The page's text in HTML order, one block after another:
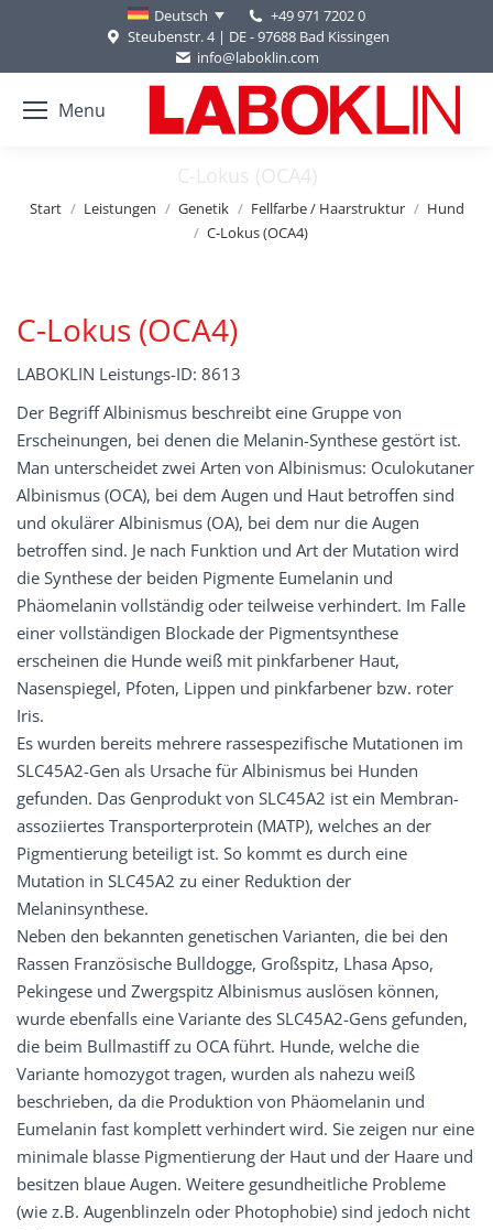
Deutsch
+49 971 7202 0
Steubenstr. 4 | DE - 97688 Bad Kissingen
info@laboklin.com
Menu
C-Lokus (OCA4)
Sie befinden sich hier:
Start Leistungen Genetik Fellfarbe / Haarstruktur
Hund
C-Lokus (OCA4)
C-Lokus (OCA4)
LABOKLIN Leistungs-ID: 8613
Der Begriff Albinismus beschreibt eine Gruppe von
Erscheinungen, bei denen die Melanin-Synthese gestört ist.
Man unterscheidet zwei Arten von Albinismus: Oculokutaner
Albinismus (OCA), bei dem Augen und Haut betroffen sind
und okulärer Albinismus (OA), bei dem nur die Augen
betroffen sind. Je nach Funktion und Art der Mutation wird
die Synthese der beiden Pigmente Eumelanin und
Phäomelanin vollständig oder teilweise verhindert. Im Falle
einer vollständigen Blockade der Pigmentsynthese
erscheinen die Hunde weiß mit pinkfarbener Haut,
Nasenspiegel, Pfoten, Lippen und pinkfarbener bzw. roter
Iris.
Es wurden bereits mehrere rassespezifische Mutationen im
SLC45A2-Gen als Ursache für Albinismus bei Hunden
gefunden. Das Genprodukt von SLC45A2 ist ein Membran-
assoziiertes Transporterprotein (MATP), welches an der
Pigmentierung beteiligt ist. So kommt es durch eine
Mutation in SLC45A2 zu einer Reduktion der
Melaninsynthese.
Neben den bekannten genetischen Varianten, die bei den
Rassen Französische Bulldogge, Großspitz, Lhasa Apso,
Pekingese und Zwergspitz Albinismus auslösen können,
wurde ebenfalls eine Variante des SLC45A2-Gens gefunden,
die beim Bullmastiff zu OCA führt. Hunde, welche die
Variante homozygot tragen, wurden als nahezu weiß
beschrieben, da die Produktion von Phäomelanin und
Eumelanin fast komplett verhindert wird. Sie zeigen nur eine
minimale blasse Pigmentierung der Haut und der Haare und
besitzen blaue Augen. Weitere gesundheitliche Probleme
(wie z.B. Augenblinzeln oder Photophobie) sind jedoch nicht